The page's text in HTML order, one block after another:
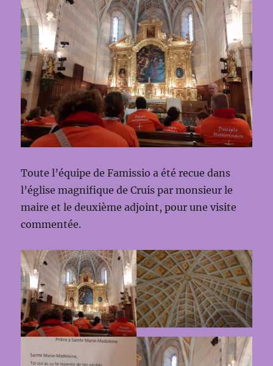
Toute l’équipe de Famissio a été recue dans
l’église magnifique de Cruis par monsieur le
maire et le deuxième adjoint, pour une visite
commentée.